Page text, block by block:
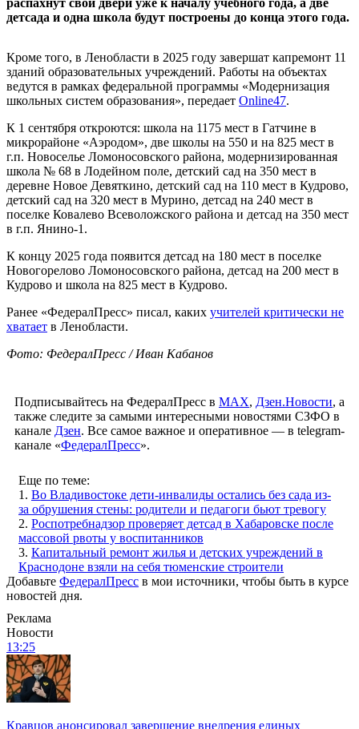
детсада и одна школа будут построены до конца этого года.
Кроме того, в Ленобласти в 2025 году завершат капремонт 11
зданий образовательных учреждений. Работы на объектах
ведутся в рамках федеральной программы «Модернизация
школьных систем образования», передает Оnline47.
К 1 сентября откроются: школа на 1175 мест в Гатчине в
микрорайоне «Аэродом», две школы на 550 и на 825 мест в
г.п. Новоселье Ломоносовского района, модернизированная
школа № 68 в Лодейном поле, детский сад на 350 мест в
деревне Новое Девяткино, детский сад на 110 мест в Кудрово,
детский сад на 320 мест в Мурино, детсад на 240 мест в
поселке Ковалево Всеволожского района и детсад на 350 мест
в г.п. Янино-1.
К концу 2025 года появится детсад на 180 мест в поселке
Новогорелово Ломоносовского района, детсад на 200 мест в
Кудрово и школа на 825 мест в Кудрово.
Ранее «ФедералПресс» писал, каких учителей критически не
хватает в Ленобласти.
Фото: ФедералПресс / Иван Кабанов
Подписывайтесь на ФедералПресс в МАХ, Дзен.Новости, а
также следите за самыми интересными новостями СЗФО в
канале Дзен. Все самое важное и оперативное — в telegram-
канале «ФедералПресс».
Еще по теме:
1. Во Владивостоке дети-инвалиды остались без сада из-
за обрушения стены: родители и педагоги бьют тревогу
2. Роспотребнадзор проверяет детсад в Хабаровске после
массовой рвоты у воспитанников
3. Капитальный ремонт жилья и детских учреждений в
Краснодоне взяли на себя тюменские строители
Добавьте ФедералПресс в мои источники, чтобы быть в курсе
новостей дня.
Реклама
Новости
13:25
Кравцов анонсировал завершение внедрения единых